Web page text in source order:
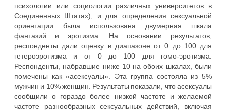
психологии или социологии различных университетов в
Соединенных Штатах), и для определения сексуальной
ориентации была использована двумерная шкала
фантазий и эротизма. На основании результатов,
респонденты дали оценку в диапазоне от 0 до 100 для
гетероэротизма и от 0 до 100 для гомо-эротизма.
Респонденты, набравшие ниже 10 на обоих шкалах, были
помечены как «асексуалы». Эта группа состояла из 5%
мужчин и 10% женщин. Результаты показали, что асексуалы
сообщили о гораздо более низкой частоте и желаемой
частоте разнообразных сексуальных действий, включая